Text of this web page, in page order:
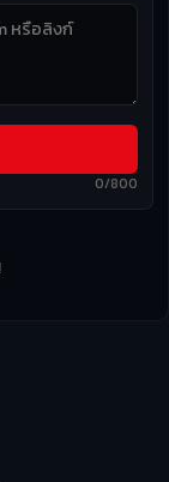
0/800